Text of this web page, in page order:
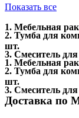
Показать все
1. Мебельная
2. Тумба для
шт.
3. Смеситель
1. Мебельная
2. Тумба для
шт.
3. Смеситель
Доставка по